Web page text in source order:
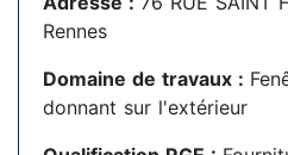
Rennes
Domaine de travaux :
donnant sur l'extérieur